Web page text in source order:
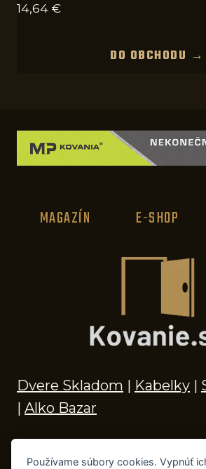
14,64 €
DO OBCHODU →
MAGAZÍN E-SHOP
Dvere Skladom | Kabelky |
| Alko Bazar
Používame súbory cookies. Vypnúť